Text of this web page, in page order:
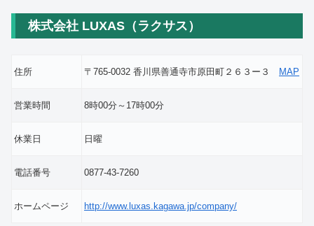
株式会社 LUXAS（ラクサス）
住所 〒765-0032 香川県善通寺市原田町２６３ー３ MAP
営業時間 8時00分～17時00分
休業日 日曜
電話番号 0877-43-7260
ホームページ http://www.luxas.kagawa.jp/company/